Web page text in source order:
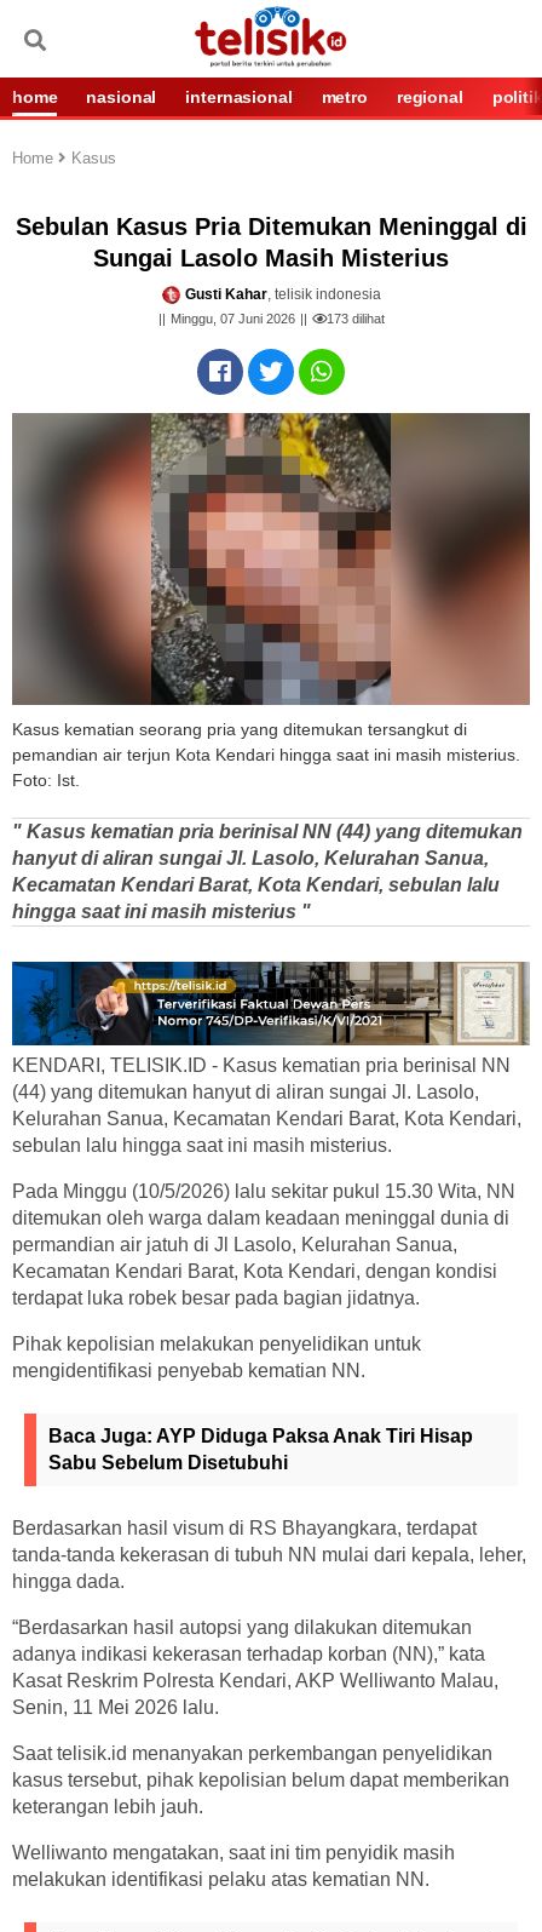
home nasional internasional metro regional politik
Home Kasus
Sebulan Kasus Pria Ditemukan Meninggal di
Sungai Lasolo Masih Misterius
Gusti Kahar, telisik indonesia
Minggu, 07 Juni 2026 173dilihat
Kasus kematian seorang pria yang ditemukan tersangkut di
pemandian air terjun Kota Kendari hingga saat ini masih misterius.
Foto: Ist.
" Kasus kematian pria berinisal NN (44) yang ditemukan
hanyut di aliran sungai Jl. Lasolo, Kelurahan Sanua,
Kecamatan Kendari Barat, Kota Kendari, sebulan lalu
hingga saat ini masih misterius "
KENDARI, TELISIK.ID - Kasus kematian pria berinisal NN
(44) yang ditemukan hanyut di aliran sungai Jl. Lasolo,
Kelurahan Sanua, Kecamatan Kendari Barat, Kota Kendari,
sebulan lalu hingga saat ini masih misterius.
Pada Minggu (10/5/2026) lalu sekitar pukul 15.30 Wita, NN
ditemukan oleh warga dalam keadaan meninggal dunia di
permandian air jatuh di Jl Lasolo, Kelurahan Sanua,
Kecamatan Kendari Barat, Kota Kendari, dengan kondisi
terdapat luka robek besar pada bagian jidatnya.
Pihak kepolisian melakukan penyelidikan untuk
mengidentifikasi penyebab kematian NN.
Baca Juga: AYP Diduga Paksa Anak Tiri Hisap
Sabu Sebelum Disetubuhi
Berdasarkan hasil visum di RS Bhayangkara, terdapat
tanda-tanda kekerasan di tubuh NN mulai dari kepala, leher,
hingga dada.
“Berdasarkan hasil autopsi yang dilakukan ditemukan
adanya indikasi kekerasan terhadap korban (NN),” kata
Kasat Reskrim Polresta Kendari, AKP Welliwanto Malau,
Senin, 11 Mei 2026 lalu.
Saat telisik.id menanyakan perkembangan penyelidikan
kasus tersebut, pihak kepolisian belum dapat memberikan
keterangan lebih jauh.
Welliwanto mengatakan, saat ini tim penyidik masih
melakukan identifikasi pelaku atas kematian NN.